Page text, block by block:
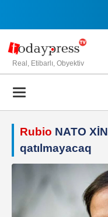
Real, Etibarlı, Obyektiv
Rubio NATO
qatılmayacaq